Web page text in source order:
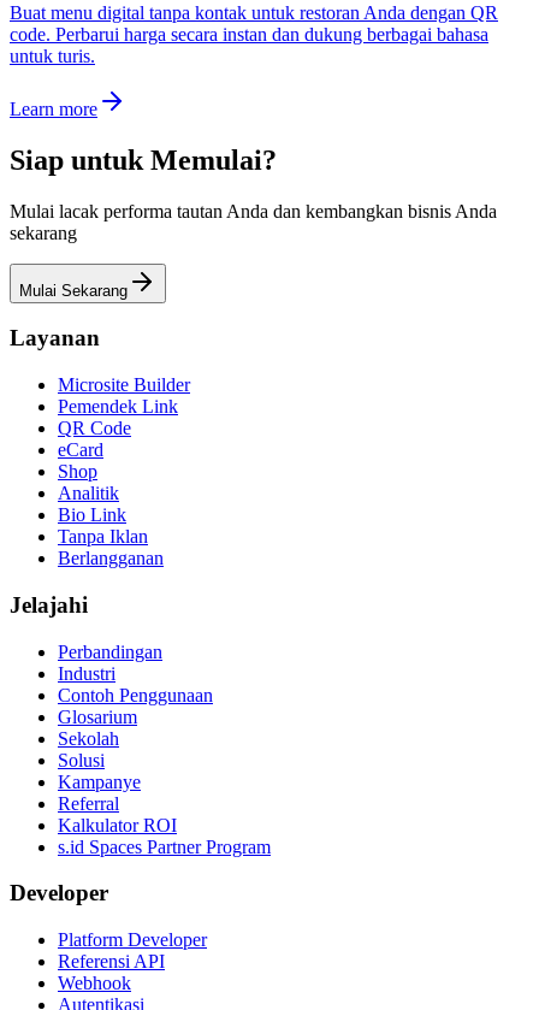
Buat menu digital tanpa kontak untuk restoran Anda dengan QR
code. Perbarui harga secara instan dan dukung berbagai bahasa
untuk turis.
Learn more
Siap untuk Memulai?
Mulai lacak performa tautan Anda dan kembangkan bisnis Anda
sekarang
Mulai Sekarang
Layanan
Microsite Builder
Pemendek Link
QR Code
eCard
Shop
Analitik
Bio Link
Tanpa Iklan
Berlangganan
Jelajahi
Perbandingan
Industri
Contoh Penggunaan
Glosarium
Sekolah
Solusi
Kampanye
Referral
Kalkulator ROI
s.id Spaces Partner Program
Developer
Platform Developer
Referensi API
Webhook
Autentikasi